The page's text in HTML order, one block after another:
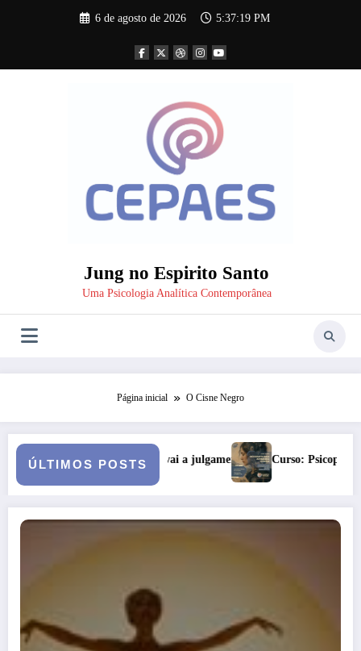
6 de agosto de 2026 5:37:19 PM
Jung no Espirito Santo
Uma Psicologia Analítica Contemporânea
Página inicial O Cisne Negro
ÚLTIMOS POSTS
vai a julgamento Curso: Psicopatologia Junguiana Clínica